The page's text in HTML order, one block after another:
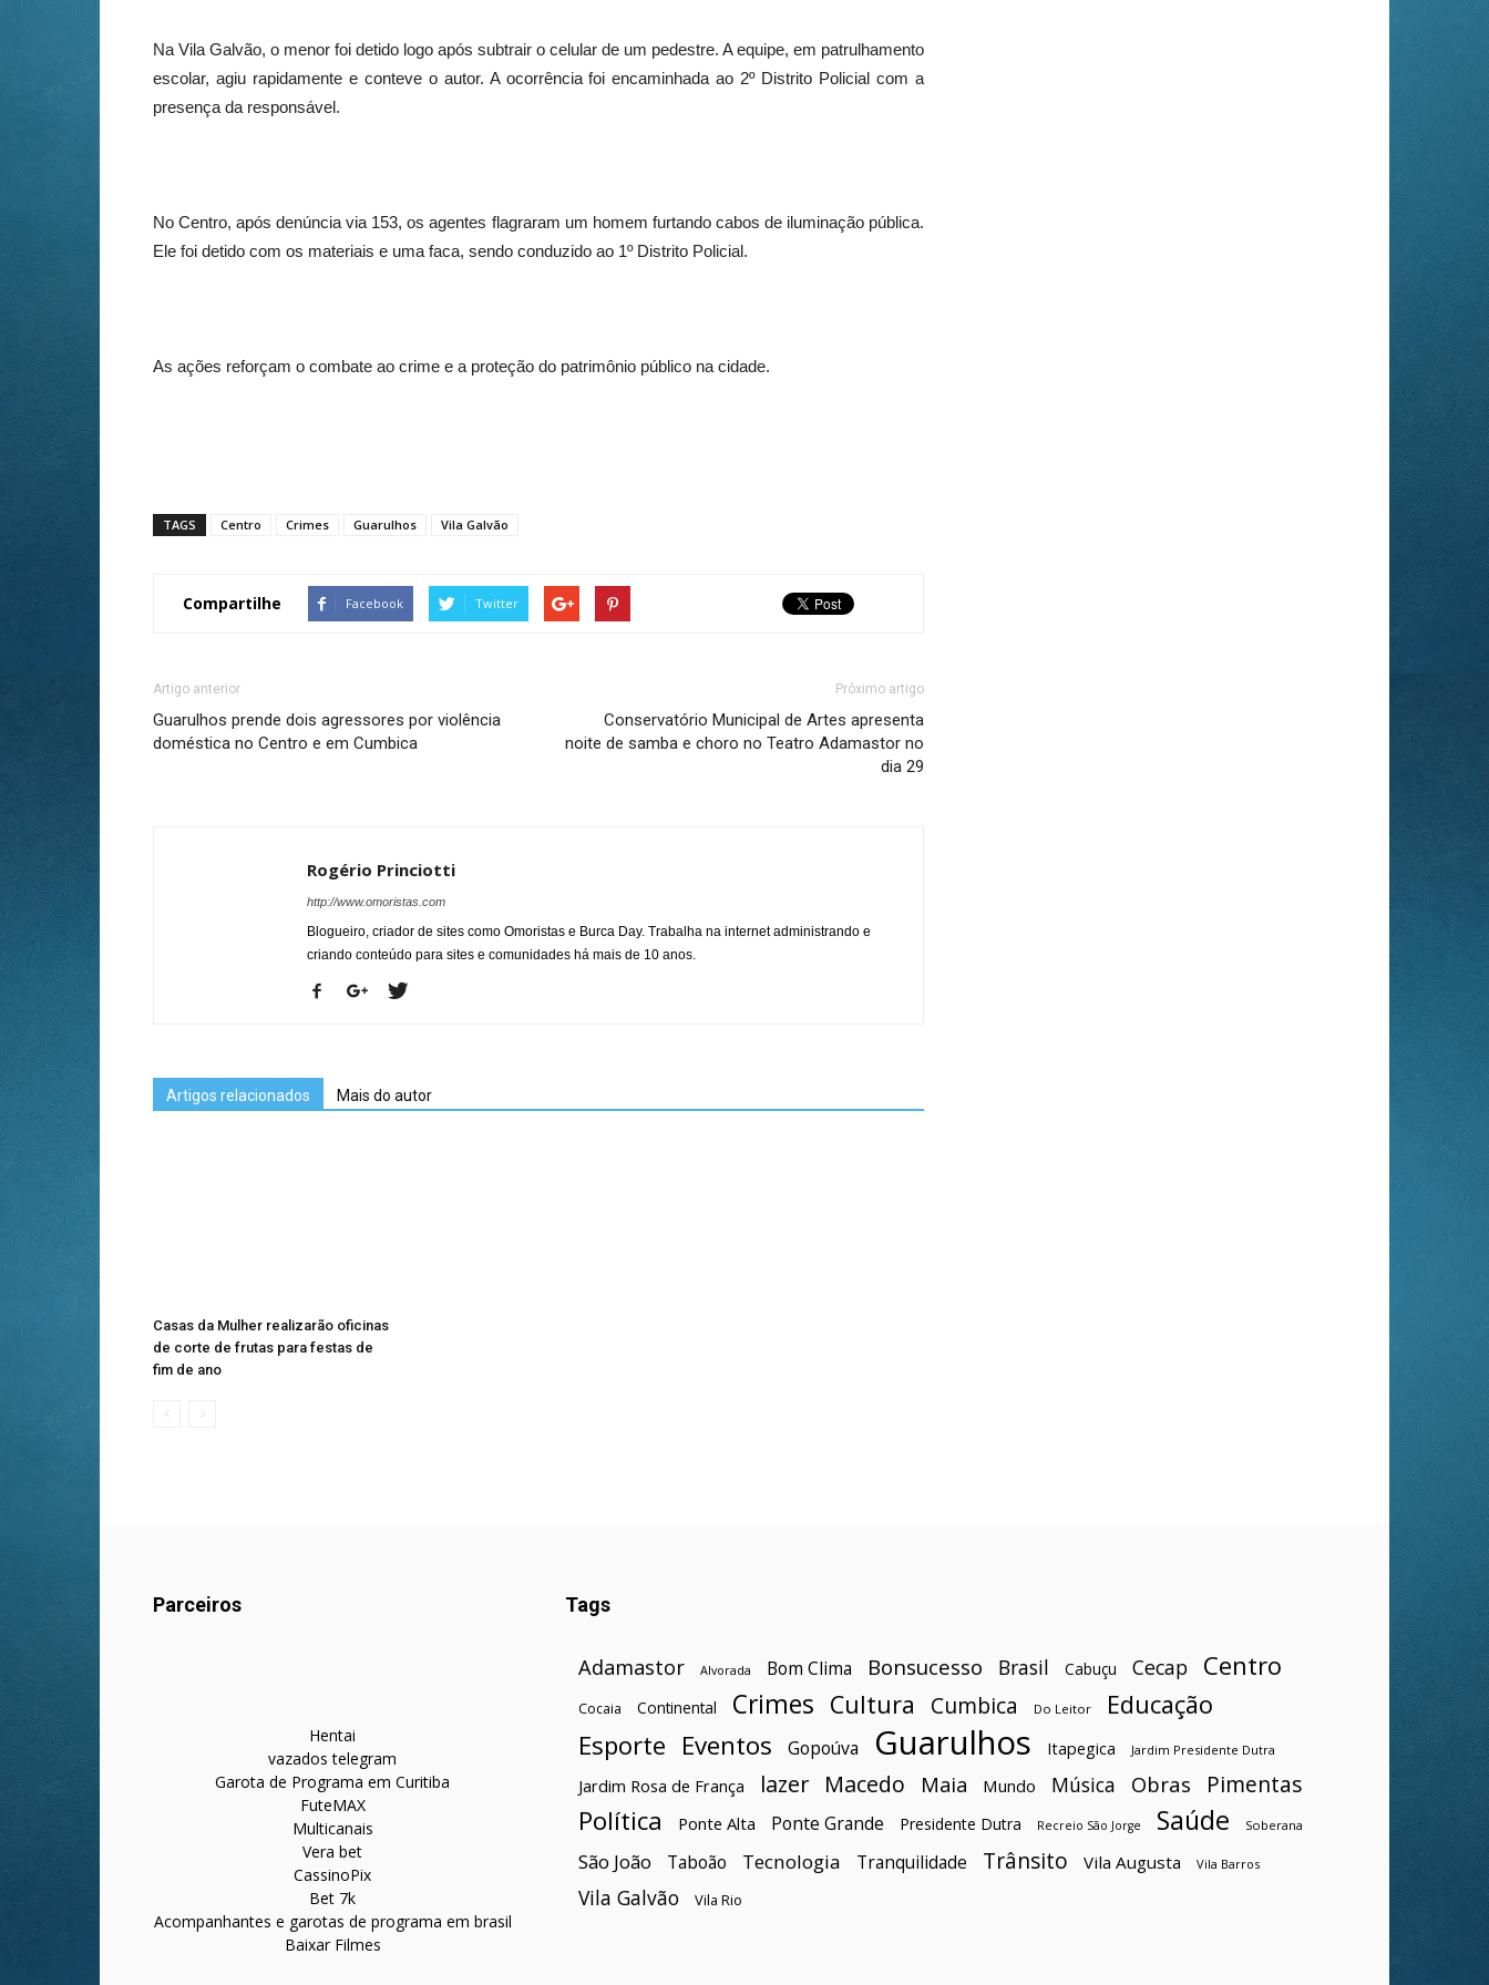
Na Vila Galvão, o menor foi detido logo após subtrair o celular de um pedestre. A equipe, em patrulhamento
escolar, agiu rapidamente e conteve o autor. A ocorrência foi encaminhada ao 2º Distrito Policial com a
presença da responsável.
No Centro, após denúncia via 153, os agentes flagraram um homem furtando cabos de iluminação pública.
Ele foi detido com os materiais e uma faca, sendo conduzido ao 1º Distrito Policial.
As ações reforçam o combate ao crime e a proteção do patrimônio público na cidade.
TAGS Centro Crimes Guarulhos Vila Galvão
Compartilhe Facebook Twitter
Artigo anterior
Guarulhos prende dois agressores por violência
doméstica no Centro e em Cumbica
Próximo artigo
Conservatório Municipal de Artes apresenta
noite de samba e choro no Teatro Adamastor no
dia 29
Rogério Princiotti
http://www.omoristas.com
Blogueiro, criador de sites como Omoristas e Burca Day. Trabalha na internet administrando e
criando conteúdo para sites e comunidades há mais de 10 anos.
Artigos relacionados Mais do autor
Casas da Mulher realizarão oficinas
de corte de frutas para festas de
fim de ano
Parceiros
Hentai
vazados telegram
Garota de Programa em Curitiba
FuteMAX
Multicanais
Vera bet
CassinoPix
Bet 7k
Acompanhantes e garotas de programa em brasil
Baixar Filmes
Tags
Adamastor Alvorada Bom Clima Bonsucesso Brasil Cabuçu Cecap Centro
Cocaia Continental Crimes Cultura Cumbica Do Leitor Educação
Esporte Eventos Gopoúva Guarulhos Itapegica Jardim Presidente Dutra
Jardim Rosa de França lazer Macedo Maia Mundo Música Obras Pimentas
Política Ponte Alta Ponte Grande Presidente Dutra Recreio São Jorge Saúde Soberana
São João Taboão Tecnologia Tranquilidade Trânsito Vila Augusta Vila Barros
Vila Galvão Vila Rio